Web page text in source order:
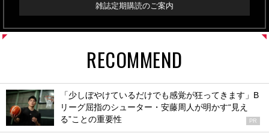
雑誌定期購読のご案内
RECOMMEND
「少しぼやけているだけでも感覚が狂ってきます」B
リーグ屈指のシューター・安藤周人が明かす“見え
る”ことの重要性
PR